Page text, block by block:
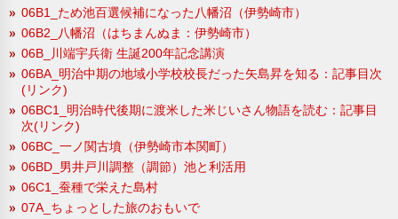
06B1_ため池百選候補になった八幡沼（伊勢崎市）
06B2_八幡沼（はちまんぬま：伊勢崎市）
06B_川端宇兵衛 生誕200年記念講演
06BA_明治中期の地域小学校校長だった矢島昇を知る：記事目次
(リンク)
06BC1_明治時代後期に渡米した米じいさん物語を読む：記事目
次(リンク)
06BC_一ノ関古墳（伊勢崎市本関町）
06BD_男井戸川調整（調節）池と利活用
06C1_蚕種で栄えた島村
07A_ちょっとした旅のおもいで